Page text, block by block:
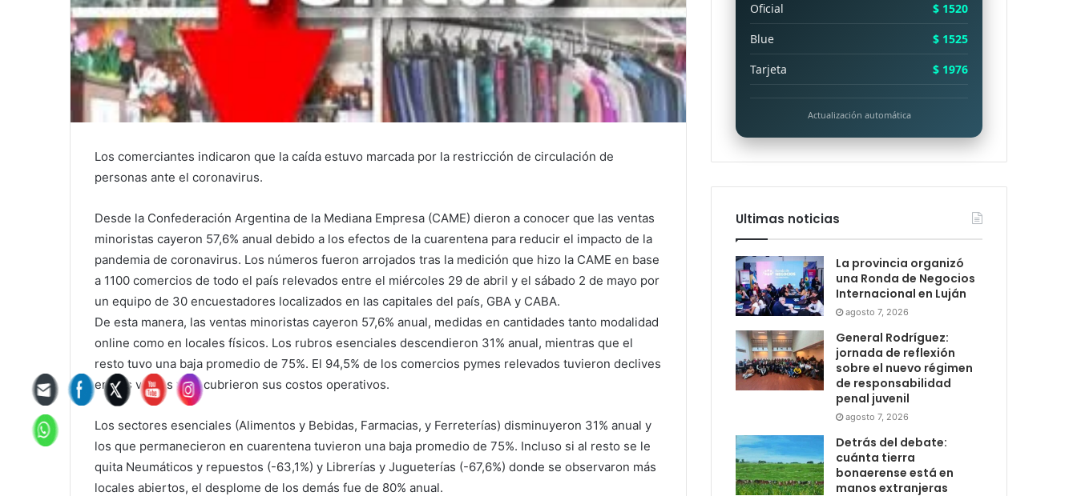
Los comerciantes indicaron que la caída estuvo marcada por la restricción de circulación de
personas ante el coronavirus.
Desde la Confederación Argentina de la Mediana Empresa (CAME) dieron a conocer que las ventas
minoristas cayeron 57,6% anual debido a los efectos de la cuarentena para reducir el impacto de la
pandemia de coronavirus. Los números fueron arrojados tras la medición que hizo la CAME en base
a 1100 comercios de todo el país relevados entre el miércoles 29 de abril y el sábado 2 de mayo por
un equipo de 30 encuestadores localizados en las capitales del país, GBA y CABA.
De esta manera, las ventas minoristas cayeron 57,6% anual, medidas en cantidades tanto modalidad
online como en locales físicos. Los rubros esenciales descendieron 31% anual, mientras que el
resto tuvo una baja promedio de 75%. El 94,5% de los comercios pymes relevados tuvieron declives
en sus ventas y no cubrieron sus costos operativos.
Los sectores esenciales (Alimentos y Bebidas, Farmacias, y Ferreterías) disminuyeron 31% anual y
los que permanecieron en cuarentena tuvieron una baja promedio de 75%. Incluso si al resto se le
quita Neumáticos y repuestos (-63,1%) y Librerías y Jugueterías (-67,6%) donde se observaron más
locales abiertos, el desplome de los demás fue de 80% anual.
Oficial
$ 1520
Blue
$ 1525
Tarjeta
$ 1976
Actualización automática
Ultimas noticias
La provincia organizó
una Ronda de Negocios
Internacional en Luján
agosto 7, 2026
General Rodríguez:
jornada de reflexión
sobre el nuevo régimen
de responsabilidad
penal juvenil
agosto 7, 2026
Detrás del debate:
cuánta tierra
bonaerense está en
manos extranjeras